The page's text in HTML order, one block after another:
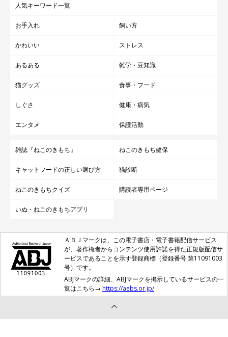
人気キーワード一覧
お手入れ 飼い方
かわいい ストレス
あるある 雑学・豆知識
猫グッズ 食事・フード
しぐさ 健康・病気
エンタメ 保護活動
雑誌『ねこのきもち』 ねこのきもち健保
キャットフードの正しい選び方 猫診断
ねこのきもちクイズ 購読者専用ページ
いぬ・ねこのきもちアプリ
ＡＢＪマークは、この電子書店・電子書籍配信サービス
が、著作権者からコンテンツ使用許諾を得た正規版配信サ
ービスであることを示す登録商標（登録番号 第11091003
号）です。
ABJマークの詳細、ABJマークを掲示しているサービスの一
覧はこちら→ https://aebs.or.jp/